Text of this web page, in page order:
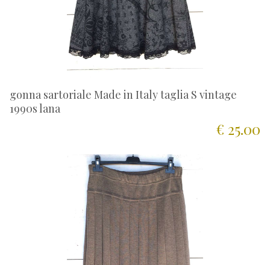
gonna sartoriale Made in Italy taglia S vintage
1990s lana
€ 25.00